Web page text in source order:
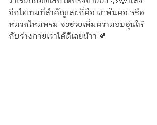
อีกไอเทมที่สำคัญเลยก็คือ ผ้าพันคอ หรือ
หมวกไหมพรม จะช่วยเพิ่มความอบอุ่นให้
กับร่างกายเราได้ดีเลยน้าา 🍂